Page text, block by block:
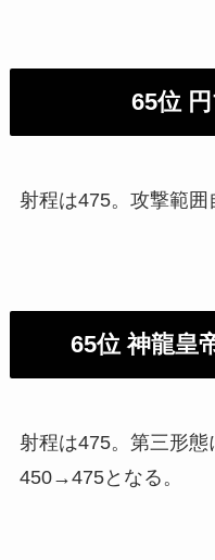
65位
射程は475。攻撃範囲
65位 神龍皇
射程は475。第三形
450→475となる。